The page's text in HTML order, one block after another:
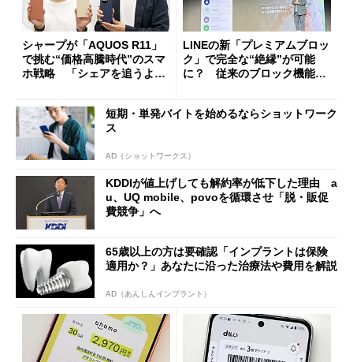
シャープが「AQUOS R11」
で挑む“価格高騰時代”のスマ
ホ戦略 「シェアを追うより
LINEの新「プレミアムブロッ
ク」で完全な“絶縁”が可能
に？ 従来のブロック機能と
短期・単発バイトを始めるならショットワーク
ス
AD（ショットワークス）
KDDIが値上げしても解約率が低下した理由 a
u、UQ mobile、povoを循環させ「脱・販促
費競争」へ
65歳以上の方は要確認「インプラントは保険
適用か？」あなたに沿った治療法や費用を解説
AD（あんしんインプラント）